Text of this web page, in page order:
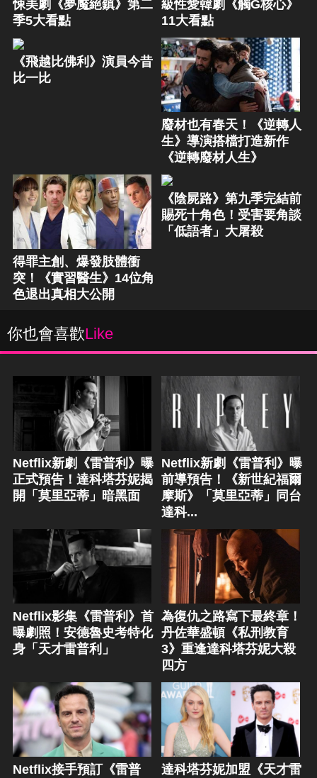
悚美劇《夢魘絕鎮》第二
季5大看點
級性愛韓劇《觸G核心》
11大看點
《飛越比佛利》演員今昔
比一比
廢材也有春天！《逆轉人
生》導演搭檔打造新作
《逆轉廢材人生》
得罪主創、爆發肢體衝
突！《實習醫生》14位角
色退出真相大公開
《陰屍路》第九季完結前
賜死十角色！受害要角談
「低語者」大屠殺
你也會喜歡Like
Netflix新劇《雷普利》曝
正式預告！達科塔芬妮揭
開「莫里亞蒂」暗黑面
Netflix新劇《雷普利》曝
前導預告！《新世紀福爾
摩斯》「莫里亞蒂」同台
達科...
Netflix影集《雷普利》首
曝劇照！安德魯史考特化
身「天才雷普利」
為復仇之路寫下最終章！
丹佐華盛頓《私刑教育
3》重逢達科塔芬妮大殺
四方
Netflix接手預訂《雷普
達科塔芬妮加盟《天才雷